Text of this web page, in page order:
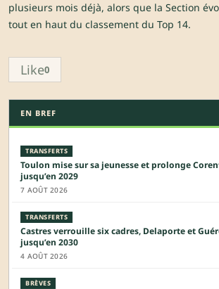
plusieurs mois déjà, alors que la Section
tout en haut du classement du Top 14.
Like0
EN BREF
TRANSFERTS
Toulon mise sur sa jeunesse et prolonge
jusqu’en 2029
7 AOÛT 2026
TRANSFERTS
Castres verrouille six cadres, Delaporte et
jusqu’en 2030
4 AOÛT 2026
BRÈVES